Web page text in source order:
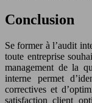
Conclusion
Se former à l’audit
toute entreprise
management de la
interne permet
correctives et
satisfaction client